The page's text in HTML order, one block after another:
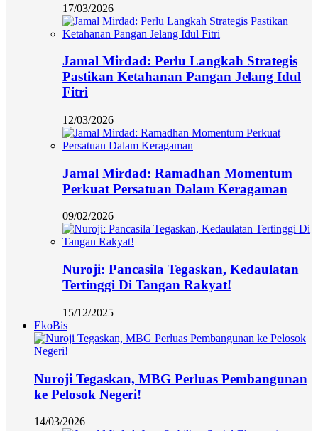
17/03/2026
Jamal Mirdad: Perlu Langkah Strategis
Pastikan Ketahanan Pangan Jelang Idul
Fitri
12/03/2026
Jamal Mirdad: Ramadhan Momentum
Perkuat Persatuan Dalam Keragaman
09/02/2026
Nuroji: Pancasila Tegaskan, Kedaulatan
Tertinggi Di Tangan Rakyat!
15/12/2025
EkoBis
Nuroji Tegaskan, MBG Perluas Pembangunan
ke Pelosok Negeri!
14/03/2026